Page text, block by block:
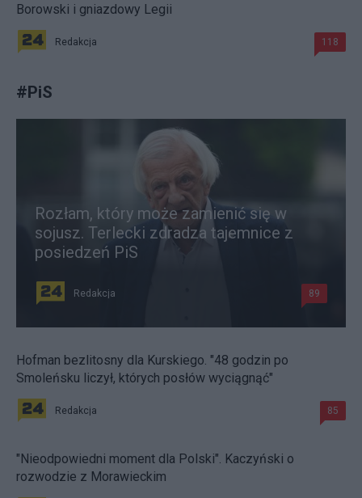
Borowski i gniazdowy Legii
Redakcja 118
#PiS
Rozłam, który może zamienić się w
sojusz. Terlecki zdradza tajemnice z
posiedzeń PiS
Redakcja 89
Hofman bezlitosny dla Kurskiego. "48 godzin po
Smoleńsku liczył, których posłów wyciągnąć"
Redakcja 85
"Nieodpowiedni moment dla Polski". Kaczyński o
rozwodzie z Morawieckim